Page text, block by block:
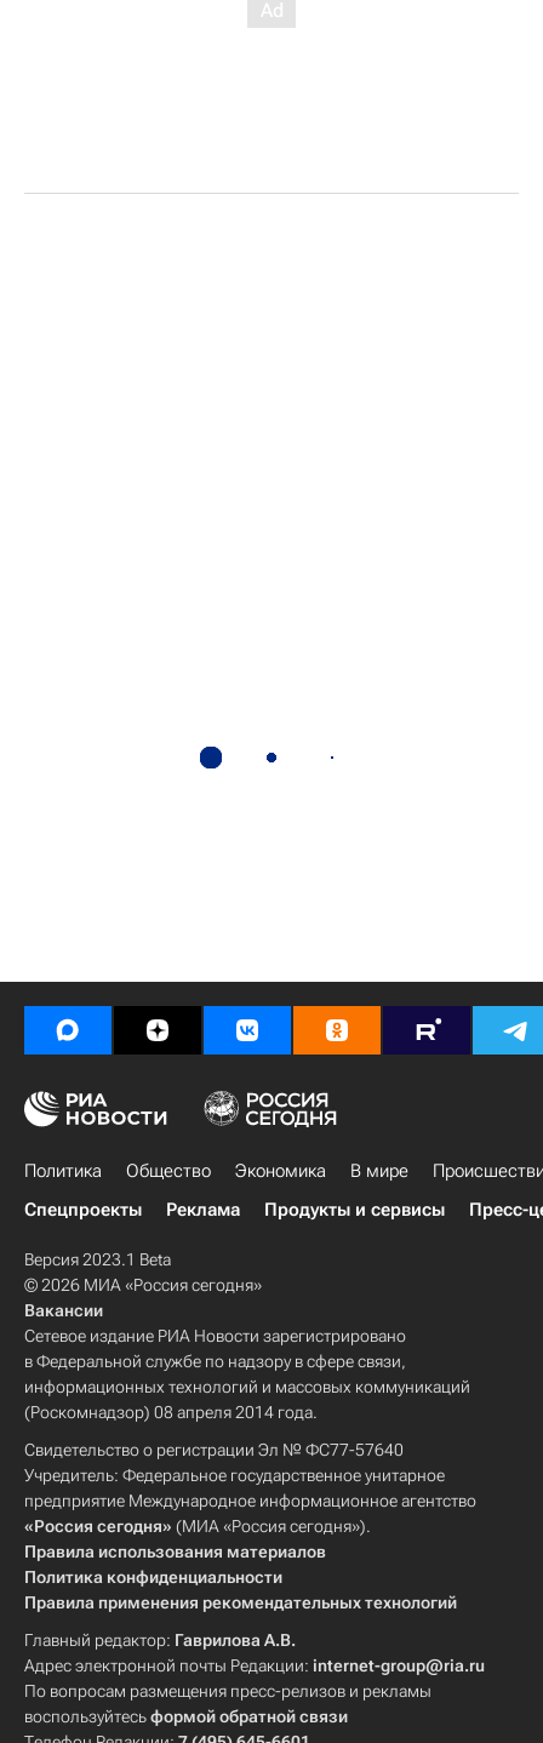
Политика Общество Экономика В мире
Спецпроекты
Реклама Продукты и сервисы Пресс-
Версия 2023.1 Beta
© 2026 МИА «Россия сегодня»
Вакансии
Сетевое издание РИА Новости зарегистрировано
в Федеральной службе по надзору в сфере связи,
информационных технологий и массовых коммуникаций
(Роскомнадзор) 08 апреля 2014 года.
Свидетельство о регистрации Эл № ФС77-57640
Учредитель: Федеральное государственное унитарное
предприятие Международное информационное агентство
«Россия сегодня» (МИА «Россия сегодня»).
Правила использования материалов
Политика конфиденциальности
Правила применения рекомендательных технологий
Главный редактор: Гаврилова А.В.
Адрес электронной почты Редакции: internet-group@ria.ru
По вопросам размещения пресс-релизов и рекламы
воспользуйтесьформой обратной связи